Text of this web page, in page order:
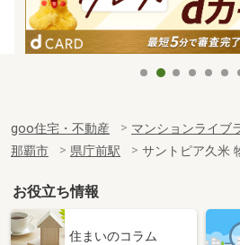
goo住宅・不動産 マンションライブ
那覇市
県庁前駅 サントピア久米
お役立ち情報
住まいのコラム